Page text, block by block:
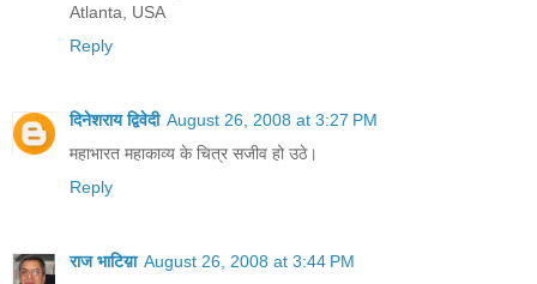
Atlanta, USA
Reply
दिनेशराय द्विवेदी August 26, 2008 at 3:27 PM
महाभारत महाकाव्य के चित्र सजीव हो उठे।
Reply
राज भाटिय़ा August 26, 2008 at 3:44 PM